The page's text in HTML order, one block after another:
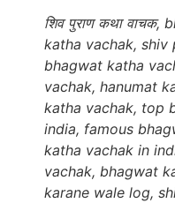
शिव पुराण कथा
katha vachak, shiv
bhagwat katha
vachak, hanumat
katha vachak, top
india, famous
katha vachak in
vachak, bhagwat
karane wale log,